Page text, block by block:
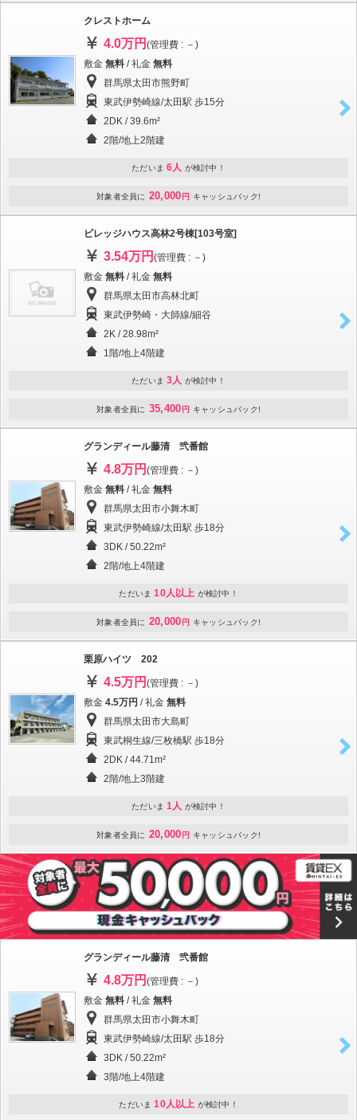
クレストホーム
4.0万円 (管理費 : －)
敷金 無料 / 礼金 無料
群馬県太田市熊野町
東武伊勢崎線/太田駅 歩15分
2DK / 39.6m²
2階/地上2階建
ただいま 6人 が検討中！
対象者全員に 20,000 円 キャッシュバック!
ビレッジハウス高林2号棟[103号室]
3.54万円 (管理費 : －)
敷金 無料 / 礼金 無料
群馬県太田市高林北町
東武伊勢崎・大師線/細谷
2K / 28.98m²
1階/地上4階建
ただいま 3人 が検討中！
対象者全員に 35,400 円 キャッシュバック!
グランディール藤清 弐番館
4.8万円 (管理費 : －)
敷金 無料 / 礼金 無料
群馬県太田市小舞木町
東武伊勢崎線/太田駅 歩18分
3DK / 50.22m²
2階/地上4階建
ただいま 10人以上 が検討中！
対象者全員に 20,000 円 キャッシュバック!
栗原ハイツ 202
4.5万円 (管理費 : －)
敷金 4.5万円 / 礼金 無料
群馬県太田市大島町
東武桐生線/三枚橋駅 歩18分
2DK / 44.71m²
2階/地上3階建
ただいま 1人 が検討中！
対象者全員に 20,000 円 キャッシュバック!
グランディール藤清 弐番館
4.8万円 (管理費 : －)
敷金 無料 / 礼金 無料
群馬県太田市小舞木町
東武伊勢崎線/太田駅 歩18分
3DK / 50.22m²
3階/地上4階建
ただいま 10人以上 が検討中！